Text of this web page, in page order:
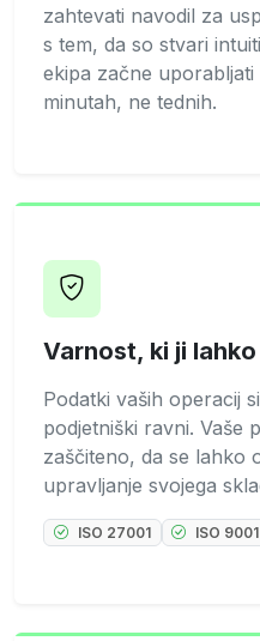
zahtevati navodil za
s tem, da so stvari
ekipa začne uporabljati
minutah, ne tednih.
Varnost, ki ji
Podatki vaših operacij
podjetniški ravni. Vaše
zaščiteno, da se lahko
upravljanje svojega
ISO 27001 ISO 9001